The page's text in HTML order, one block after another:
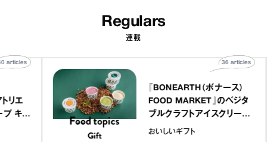
Regulars
連載
ー アトリエ
クレープ キャ
40
『BONEARTH（ボナース
FOOD MARKET』のベ
ブルクラフトアイスクリ
｜真野知子の「おいしい
おいしいギフト
36